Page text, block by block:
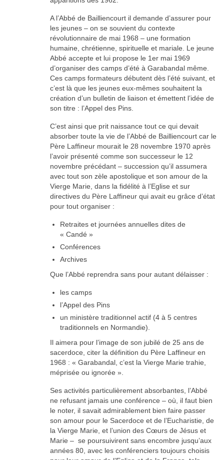
A l’Abbé de Bailliencourt il demande d’assurer pour
les jeunes – on se souvient du contexte
révolutionnaire de mai 1968 – une formation
humaine, chrétienne, spirituelle et mariale. Le jeune
Abbé accepte et lui propose le 1er mai 1969
d’organiser des camps d’été à Garabandal même.
Ces camps formateurs débutent dès l’été suivant, et
c’est là que les jeunes eux-mêmes souhaitent la
création d’un bulletin de liaison et émettent l’idée de
son titre : l’Appel des Pins.
C’est ainsi que prit naissance tout ce qui devait
absorber toute la vie de l’Abbé de Bailliencourt car le
Père Laffineur mourait le 28 novembre 1970 après
l’avoir présenté comme son successeur le 12
novembre précédant – succession qu’il assumera
avec tout son zèle apostolique et son amour de la
Vierge Marie, dans la fidélité à l’Eglise et sur
directives du Père Laffineur qui avait eu grâce d’état
pour tout organiser :
Retraites et journées annuelles dites de
« Candé »
Conférences
Archives
Que l’Abbé reprendra sans pour autant délaisser :
les camps
l’Appel des Pins
un ministère traditionnel actif (4 à 5 centres
traditionnels en Normandie).
Il aimera pour l’image de son jubilé de 25 ans de
sacerdoce, citer la définition du Père Laffineur en
1968 : « Garabandal, c’est la Vierge Marie trahie,
méprisée ou ignorée ».
Ses activités particulièrement absorbantes, l’Abbé
ne refusant jamais une conférence – où, il faut bien
le noter, il savait admirablement bien faire passer
son amour pour le Sacerdoce et de l’Eucharistie, de
la Vierge Marie, et l’union des Cœurs de Jésus et
Marie – se poursuivirent sans encombre jusqu’aux
années 80, avec les conférenciers toujours choisis